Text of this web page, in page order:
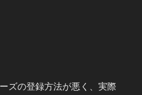
ズの登録方法が悪く、実際